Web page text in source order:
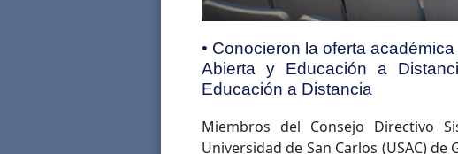
• Conocieron la oferta
Abierta y Educación a
Educación a Distancia
Miembros del Consejo Directivo
Universidad de San Carlos (USAC)